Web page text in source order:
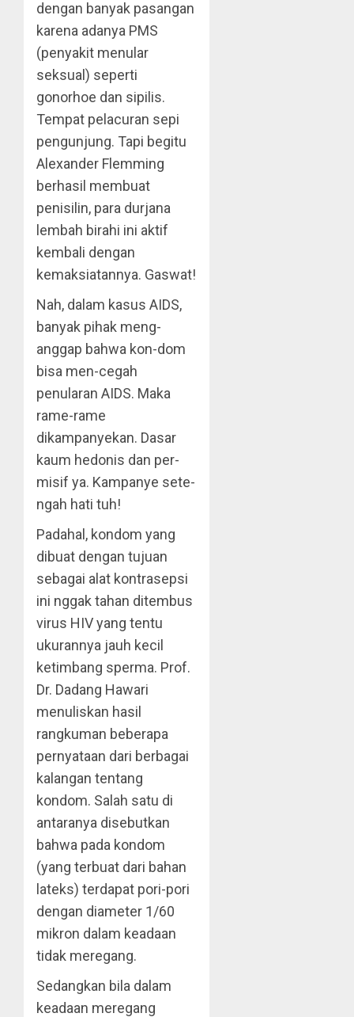
dengan banyak pasangan
karena adanya PMS
(penyakit menular
seksual) seperti
gonorhoe dan sipilis.
Tempat pelacuran sepi
pengunjung. Tapi begitu
Alexander Flemming
berhasil membuat
penisilin, para durjana
lembah birahi ini aktif
kembali dengan
kemaksiatannya. Gaswat!
Nah, dalam kasus AIDS,
banyak pihak meng-
anggap bahwa kon-dom
bisa men-cegah
penularan AIDS. Maka
rame-rame
dikampanyekan. Dasar
kaum hedonis dan per-
misif ya. Kampanye sete-
ngah hati tuh!
Padahal, kondom yang
dibuat dengan tujuan
sebagai alat kontrasepsi
ini nggak tahan ditembus
virus HIV yang tentu
ukurannya jauh kecil
ketimbang sperma. Prof.
Dr. Dadang Hawari
menuliskan hasil
rangkuman beberapa
pernyataan dari berbagai
kalangan tentang
kondom. Salah satu di
antaranya disebutkan
bahwa pada kondom
(yang terbuat dari bahan
lateks) terdapat pori-pori
dengan diameter 1/60
mikron dalam keadaan
tidak meregang.
Sedangkan bila dalam
keadaan meregang